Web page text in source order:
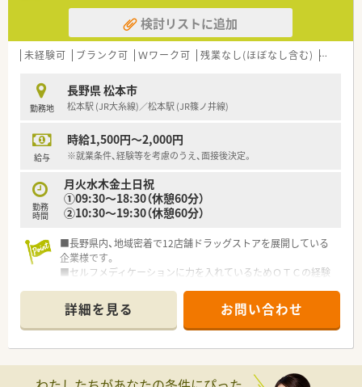
トを育てています。
検討リストに追加
未経験可 ブランク可 Ｗワーク可 残業なし(ほぼなし含む) 60歳以
勤務地
長野県 松本市
松本駅 (JR大糸線)／松本駅 (JR篠ノ井線)
給与
時給1,500円～2,000円
※就業条件、経験等を考慮のうえ、面接後決定。
勤務
時間
月火水木金土日祝
①09:30～18:30（休憩60分）
②10:30～19:30（休憩60分）
■長野県内、地域密着で12店舗ドラッグストアを展開している
企業様です。
■セルフメディケーションに力を入れているためＯＴＣの経験
■Wワークも可能です。
詳細を見る お問い合わせ